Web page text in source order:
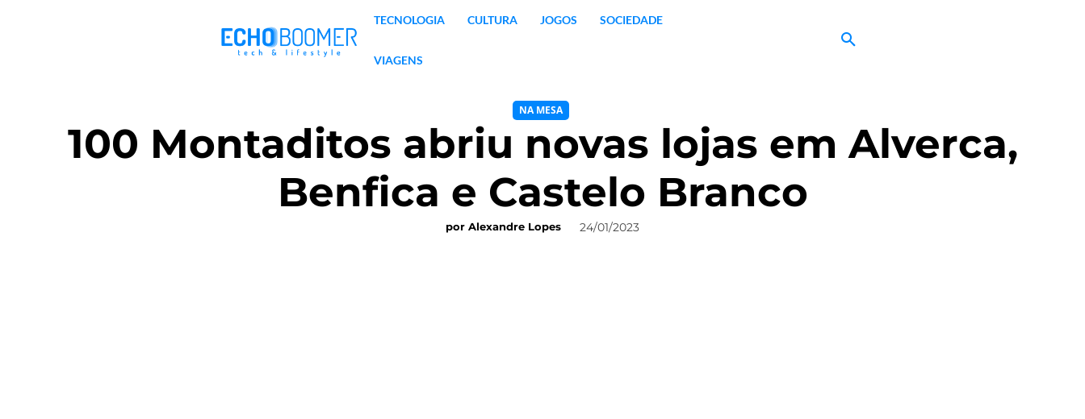
TECNOLOGIA CULTURA JOGOS SOCIEDADE
VIAGENS
NA MESA
100 Montaditos abriu novas lojas em Alverca,
Benfica e Castelo Branco
por Alexandre Lopes 24/01/2023